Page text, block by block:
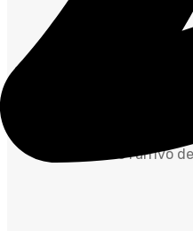
Monitoriamo l’arrivo